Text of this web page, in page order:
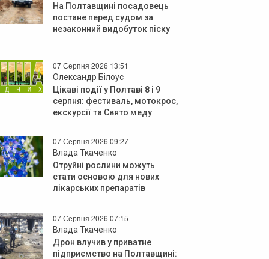
На Полтавщині посадовець
постане перед судом за
незаконний видобуток піску
07 Серпня 2026 13:51 |
Олександр Білоус
Цікаві події у Полтаві 8 і 9
серпня: фестиваль, мотокрос,
екскурсії та Свято меду
07 Серпня 2026 09:27 |
Влада Ткаченко
Отруйні рослини можуть
стати основою для нових
лікарських препаратів
07 Серпня 2026 07:15 |
Влада Ткаченко
Дрон влучив у приватне
підприємство на Полтавщині: